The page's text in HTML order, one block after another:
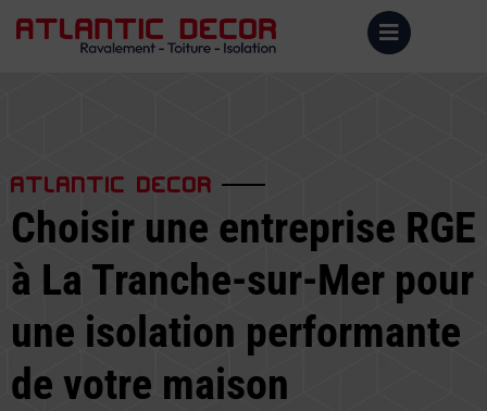
ATLANTIC DECOR
Choisir une entreprise RGE
à La Tranche-sur-Mer pour
une isolation performante
de votre maison